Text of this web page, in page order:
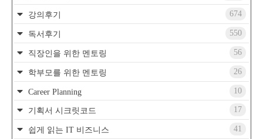
강의후기 674
독서후기 550
직장인을 위한 멘토링 56
학부모를 위한 멘토링 26
Career Planning 10
기획서 시크릿코드 17
쉽게 읽는 IT 비즈니스 41